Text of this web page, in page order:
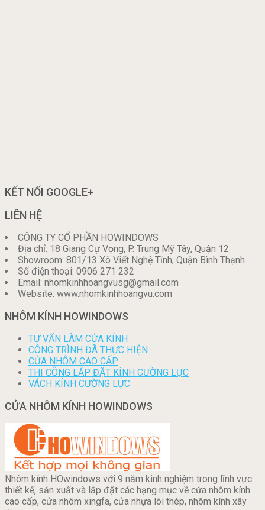
KẾT NỐI GOOGLE+
LIÊN HỆ
CÔNG TY CỔ PHẦN HOWINDOWS
Địa chỉ: 18 Giang Cự Vọng, P. Trung Mỹ Tây, Quận 12
Showroom: 801/13 Xô Viết Nghệ Tĩnh, Quận Bình Thạnh
Số điện thoại: 0906 271 232
Email: nhomkinhhoangvusg@gmail.com
Website: www.nhomkinhhoangvu.com
NHÔM KÍNH HOWINDOWS
TƯ VẤN LÀM CỬA KÍNH
CÔNG TRÌNH ĐÃ THỰC HIỆN
CỬA NHÔM CAO CẤP
THI CÔNG LẮP ĐẶT KÍNH CƯỜNG LỰC
VÁCH KÍNH CƯỜNG LỰC
CỬA NHÔM KÍNH HOWINDOWS
Nhôm kính HOwindows với 9 năm kinh nghiệm trong lĩnh vực
thiết kế, sản xuất và lắp đặt các hạng mục về cửa nhôm kính
cao cấp, cửa nhôm xingfa, cửa nhựa lõi thép, nhôm kính xây